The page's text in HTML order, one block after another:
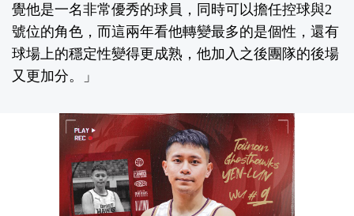
覺他是一名非常優秀的球員，同時可以擔任控球與2
號位的角色，而這兩年看他轉變最多的是個性，還有
球場上的穩定性變得更成熟，他加入之後團隊的後場
又更加分。」